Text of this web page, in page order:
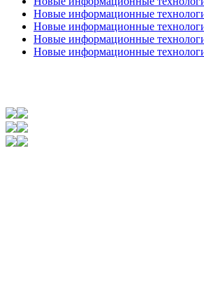
Новые информационные
Новые информационные
Новые информационные
Новые информационные